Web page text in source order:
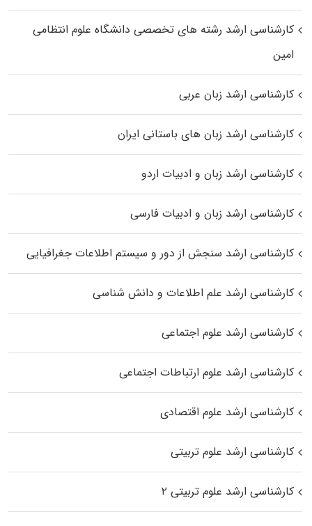
کارشناسی ارشد رﺷﺘﻪ ﻫﺎی تخصصی داﻧﺸﮕﺎه ﻋﻠﻮم انتظامی
اﻣﻴﻦ
کارشناسی ارشد زبان عربی
کارشناسی ارشد زبان‌ های باستانی ایران
کارشناسی ارشد زبان و ادبیات اردو
کارشناسی ارشد زبان و ادبیات فارسی
کارشناسی ارشد سنجش از دور و سیستم اطلاعات جغرافیایی
کارشناسی ارشد علم اطلاعات و دانش شناسی
کارشناسی ارشد علوم اجتماعی
کارشناسی ارشد علوم ارتباطات اجتماعی
کارشناسی ارشد علوم اقتصادی
کارشناسی ارشد علوم تربیتی
کارشناسی ارشد علوم تربیتی ۲